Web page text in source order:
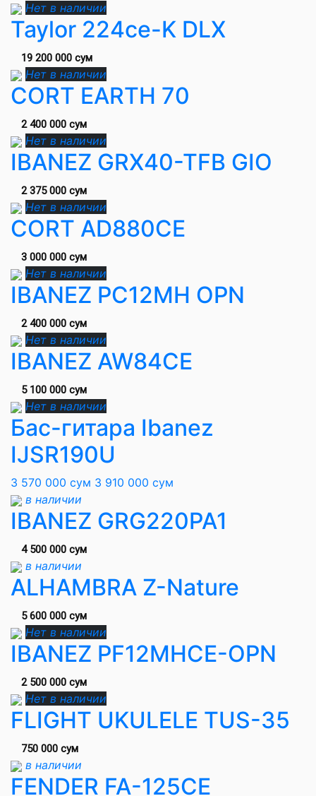
Нет в наличии
Taylor 224ce-K DLX
19 200 000 сум
Нет в наличии
CORT EARTH 70
2 400 000 сум
Нет в наличии
IBANEZ GRX40-TFB GIO
2 375 000 сум
Нет в наличии
CORT AD880CE
3 000 000 сум
Нет в наличии
IBANEZ PC12MH OPN
2 400 000 сум
Нет в наличии
IBANEZ AW84CE
5 100 000 сум
Нет в наличии
Бас-гитара Ibanez
IJSR190U
3 570 000 сум 3 910 000 сум
в наличии
IBANEZ GRG220PA1
4 500 000 сум
в наличии
ALHAMBRA Z-Nature
5 600 000 сум
Нет в наличии
IBANEZ PF12MHCE-OPN
2 500 000 сум
Нет в наличии
FLIGHT UKULELE TUS-35
750 000 сум
в наличии
FENDER FA-125CE